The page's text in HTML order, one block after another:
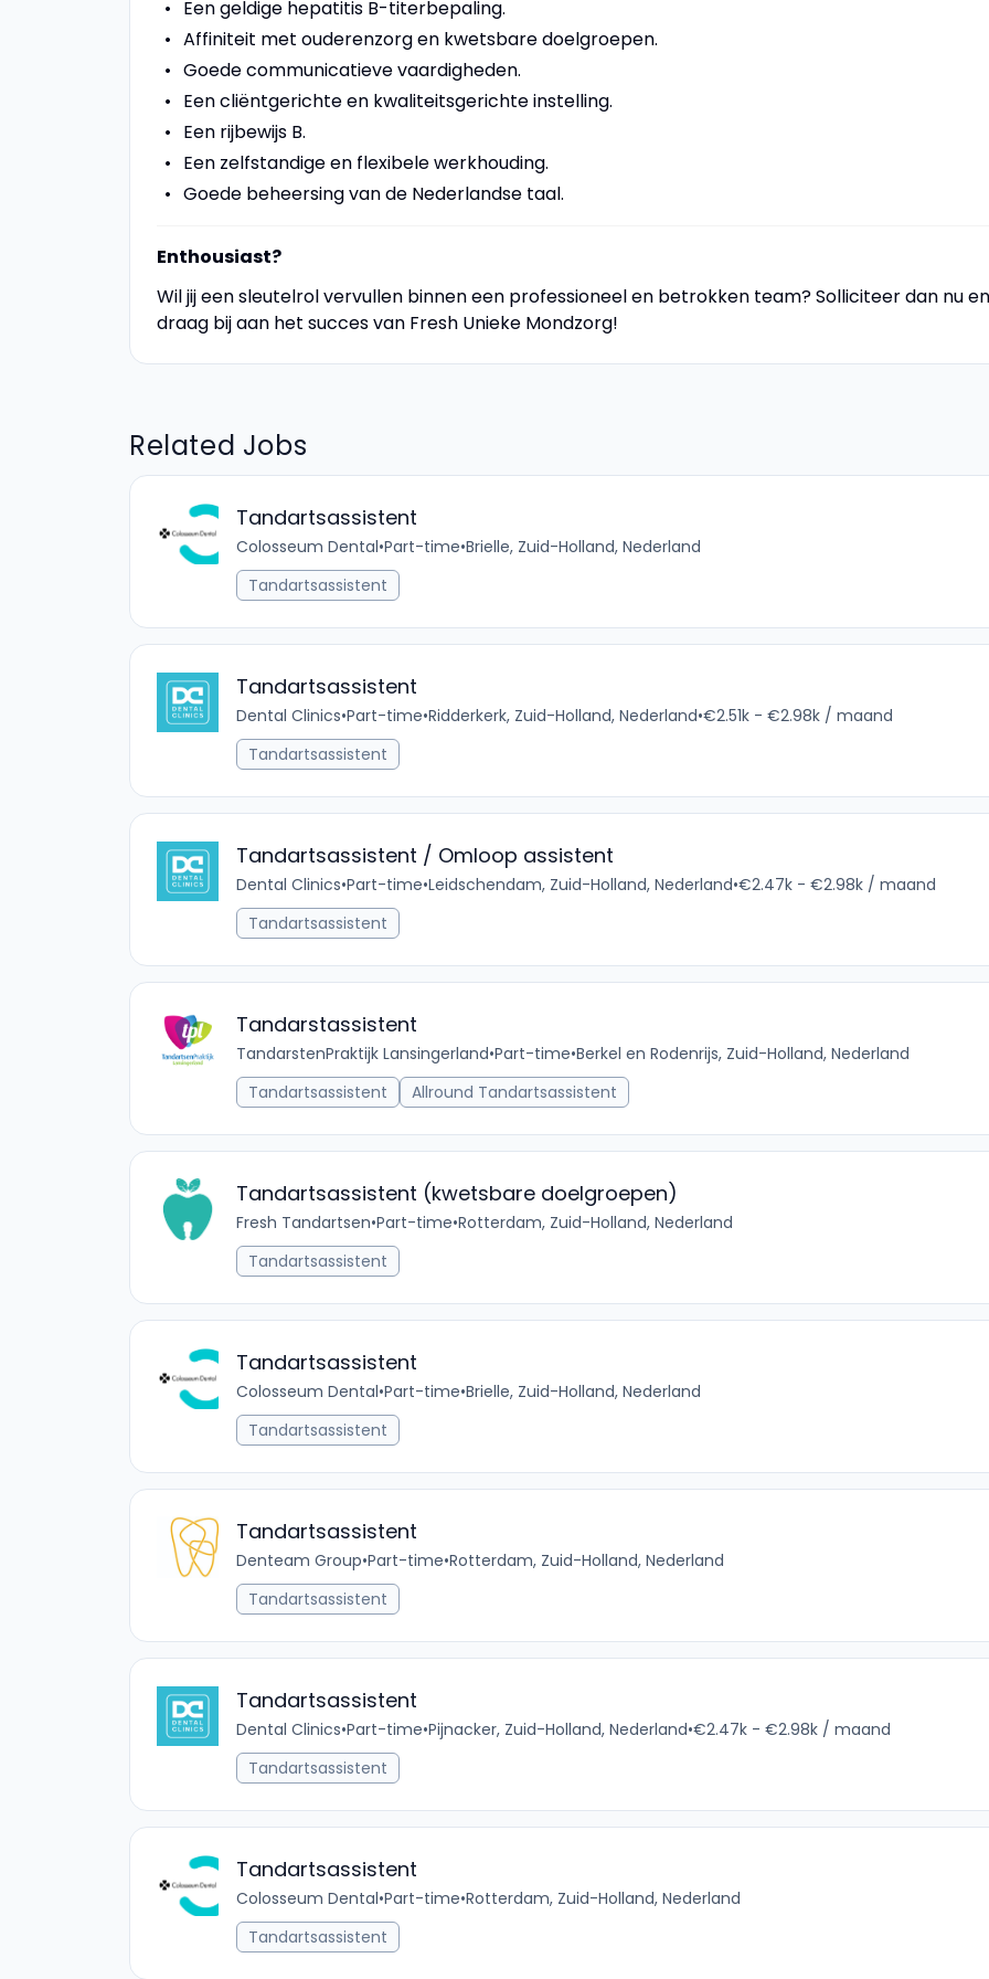
Een geldige hepatitis B-titerbepaling.
Affiniteit met ouderenzorg en kwetsbare doelgroepen.
Goede communicatieve vaardigheden.
Een cliëntgerichte en kwaliteitsgerichte instelling.
Een rijbewijs B.
Een zelfstandige en flexibele werkhouding.
Goede beheersing van de Nederlandse taal.
Enthousiast?
Wil jij een sleutelrol vervullen binnen een professioneel en betrokken team? Solliciteer dan nu en
draag bij aan het succes van Fresh Unieke Mondzorg!
Related Jobs
Tandartsassistent
Colosseum Dental•Part-time•Brielle, Zuid-Holland, Nederland
Tandartsassistent
Tandartsassistent
Dental Clinics•Part-time•Ridderkerk, Zuid-Holland, Nederland•€2.51k - €2.98k / maand
Tandartsassistent
Tandartsassistent / Omloop assistent
Dental Clinics•Part-time•Leidschendam, Zuid-Holland, Nederland•€2.47k - €2.98k / maand
Tandartsassistent
Tandarstassistent
TandarstenPraktijk Lansingerland•Part-time•Berkel en Rodenrijs, Zuid-Holland, Nederland
Tandartsassistent
Allround Tandartsassistent
Tandartsassistent (kwetsbare doelgroepen)
Fresh Tandartsen•Part-time•Rotterdam, Zuid-Holland, Nederland
Tandartsassistent
Tandartsassistent
Colosseum Dental•Part-time•Brielle, Zuid-Holland, Nederland
Tandartsassistent
Tandartsassistent
Denteam Group•Part-time•Rotterdam, Zuid-Holland, Nederland
Tandartsassistent
Tandartsassistent
Dental Clinics•Part-time•Pijnacker, Zuid-Holland, Nederland•€2.47k - €2.98k / maand
Tandartsassistent
Tandartsassistent
Colosseum Dental•Part-time•Rotterdam, Zuid-Holland, Nederland
Tandartsassistent